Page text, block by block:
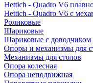
Hettich - Quadro V6
Hettich - Quadro V6 с
Роликовые
Шариковые
Шариковые с доводчиком
Опоры и механизмы для
Механизмы для столов
Опора колесная
Опора неподвижная